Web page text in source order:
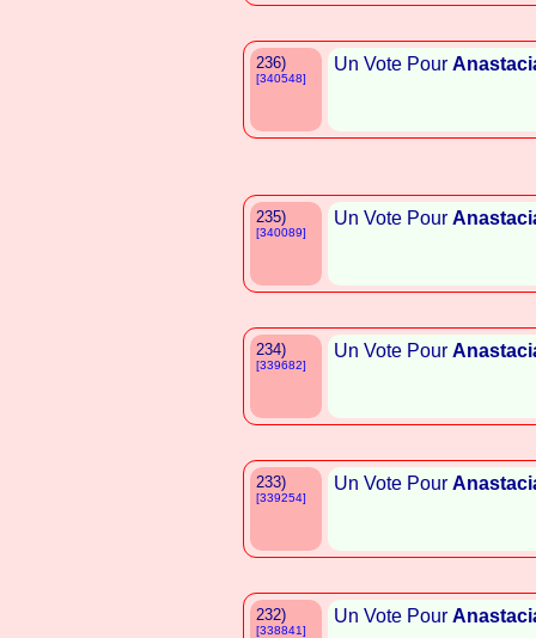
236)
[340548]
Un Vote Pour
235)
[340089]
Un Vote Pour
234)
[339682]
Un Vote Pour
233)
[339254]
Un Vote Pour
232)
[338841]
Un Vote Pour